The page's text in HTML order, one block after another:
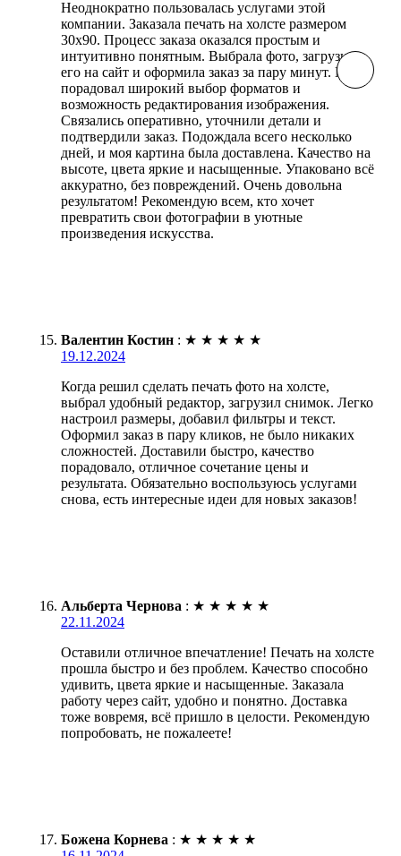
Неоднократно пользовалась услугами этой
компании. Заказала печать на холсте размером
30х90. Процесс заказа оказался простым и
интуитивно понятным. Выбрала фото, загрузила
его на сайт и оформила заказ за пару минут. Меня
порадовал широкий выбор форматов и
возможность редактирования изображения.
Связались оперативно, уточнили детали и
подтвердили заказ. Подождала всего несколько
дней, и моя картина была доставлена. Качество на
высоте, цвета яркие и насыщенные. Упаковано всё
аккуратно, без повреждений. Очень довольна
результатом! Рекомендую всем, кто хочет
превратить свои фотографии в уютные
произведения искусства.
Валентин Костин : ★ ★ ★ ★ ★
19.12.2024
Когда решил сделать печать фото на холсте,
выбрал удобный редактор, загрузил снимок. Легко
настроил размеры, добавил фильтры и текст.
Оформил заказ в пару кликов, не было никаких
сложностей. Доставили быстро, качество
порадовало, отличное сочетание цены и
результата. Обязательно воспользуюсь услугами
снова, есть интересные идеи для новых заказов!
Альберта Чернова : ★ ★ ★ ★ ★
22.11.2024
Оставили отличное впечатление! Печать на холсте
прошла быстро и без проблем. Качество способно
удивить, цвета яркие и насыщенные. Заказала
работу через сайт, удобно и понятно. Доставка
тоже вовремя, всё пришло в целости. Рекомендую
попробовать, не пожалеете!
Божена Корнева : ★ ★ ★ ★ ★